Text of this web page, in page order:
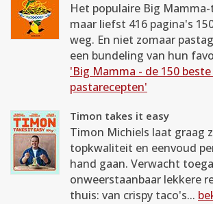
Het populaire Big
maar liefst 416 pagina's
weg. En niet zomaar
een bundeling van hun
'Big Mamma - de 150
pastarecepten'
Timon takes it easy
Timon Michiels laat graag
topkwaliteit en eenvoud
hand gaan. Verwacht
onweerstaanbaar lekkere
thuis: van crispy taco's...